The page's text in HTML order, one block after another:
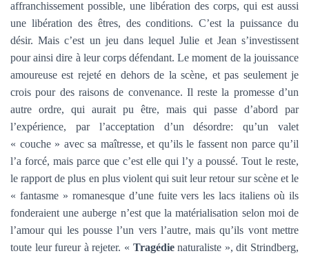
affranchissement possible, une libération des corps, qui est aussi
une libération des êtres, des conditions. C’est la puissance du
désir. Mais c’est un jeu dans lequel Julie et Jean s’investissent
pour ainsi dire à leur corps défendant. Le moment de la jouissance
amoureuse est rejeté en dehors de la scène, et pas seulement je
crois pour des raisons de convenance. Il reste la promesse d’un
autre ordre, qui aurait pu être, mais qui passe d’abord par
l’expérience, par l’acceptation d’un désordre: qu’un valet
« couche » avec sa maîtresse, et qu’ils le fassent non parce qu’il
l’a forcé, mais parce que c’est elle qui l’y a poussé. Tout le reste,
le rapport de plus en plus violent qui suit leur retour sur scène et le
« fantasme » romanesque d’une fuite vers les lacs italiens où ils
fonderaient une auberge n’est que la matérialisation selon moi de
l’amour qui les pousse l’un vers l’autre, mais qu’ils vont mettre
toute leur fureur à rejeter. « Tragédienaturaliste », dit Strindberg,